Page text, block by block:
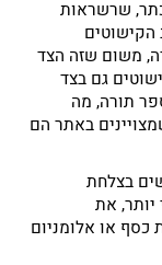
שרשראות
הקישוטים
משום שזה הצד
גם בצד
תורה, מה
50%, המחירים שמצויינים באתר הם
בצלחת
יותר, את
או אלומניום